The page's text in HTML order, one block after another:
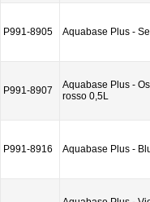
P991-8905 Aquabase Plus -
P991-8907
Aquabase Plus -
rosso 0,5L
P991-8916 Aquabase Plus -